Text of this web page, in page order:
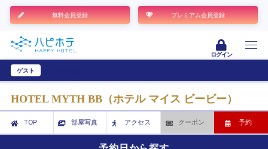
無料会員登録 プレミアム会員登録
ログイン
ゲスト
HOTEL MYTH BB（ホテル マイス ビービー）
TOP 部屋写真 アクセス クーポン 予約